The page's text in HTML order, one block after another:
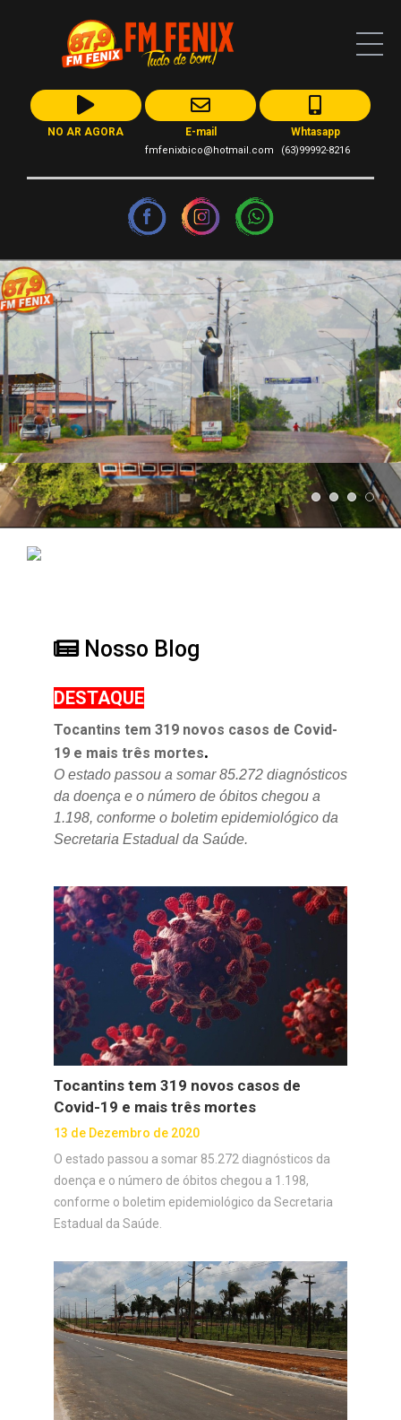
NO AR AGORA E-mail
fmfenixbico@hotmail.com
Whtasapp
(63)99992-8216
Nosso Blog
DESTAQUE
Tocantins tem 319 novos casos de Covid-
19 e mais três mortes.
O estado passou a somar 85.272 diagnósticos
da doença e o número de óbitos chegou a
1.198, conforme o boletim epidemiológico da
Secretaria Estadual da Saúde.
Tocantins tem 319 novos casos de
Covid-19 e mais três mortes
13 de Dezembro de 2020
O estado passou a somar 85.272 diagnósticos da
doença e o número de óbitos chegou a 1.198,
conforme o boletim epidemiológico da Secretaria
Estadual da Saúde.